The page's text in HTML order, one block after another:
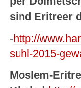
sind Eritreer
-http://
suhl-2015-
Moslem-